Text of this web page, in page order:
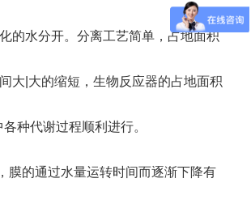
的水分开。分离工艺简单，占地面积
|大的缩短，生物反应器的占地面积
种代谢过程顺利进行。
的通过水量运转时间而逐渐下降有